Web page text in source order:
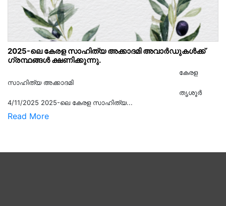
2025-ലെ കേരള സാഹിത്യ അക്കാദമി അവാർഡുകൾക്ക്
ഗ്രന്ഥങ്ങൾ ക്ഷണിക്കുന്നു.
കേരള
സാഹിത്യ അക്കാദമി
തൃശൂര്‍
4/11/2025 2025-ലെ കേരള സാഹിത്യ...
Read More